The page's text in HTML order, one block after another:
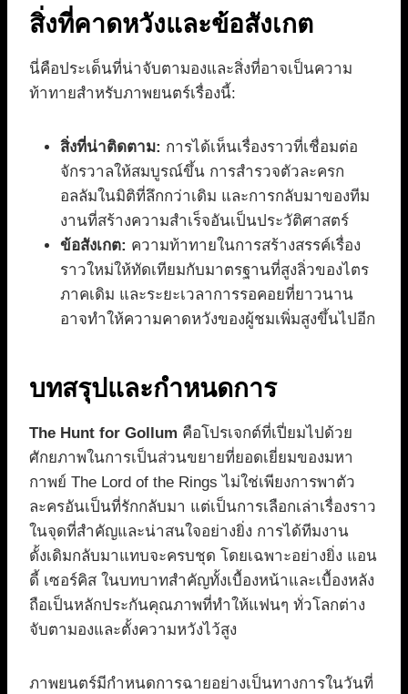
สิ่งที่คาดหวังและข้อสังเกต
นี่คือประเด็นที่น่าจับตามองและสิ่งที่อาจเป็นความ
ท้าทายสำหรับภาพยนตร์เรื่องนี้:
สิ่งที่น่าติดตาม: การได้เห็นเรื่องราวที่เชื่อมต่อ
จักรวาลให้สมบูรณ์ขึ้น การสำรวจตัวละครก
อลลัมในมิติที่ลึกกว่าเดิม และการกลับมาของทีม
งานที่สร้างความสำเร็จอันเป็นประวัติศาสตร์
ข้อสังเกต: ความท้าทายในการสร้างสรรค์เรื่อง
ราวใหม่ให้ทัดเทียมกับมาตรฐานที่สูงลิ่วของไตร
ภาคเดิม และระยะเวลาการรอคอยที่ยาวนาน
อาจทำให้ความคาดหวังของผู้ชมเพิ่มสูงขึ้นไปอีก
บทสรุปและกำหนดการ
The Hunt for Gollum คือโปรเจกต์ที่เปี่ยมไปด้วย
ศักยภาพในการเป็นส่วนขยายที่ยอดเยี่ยมของมหา
กาพย์ The Lord of the Rings ไม่ใช่เพียงการพาตัว
ละครอันเป็นที่รักกลับมา แต่เป็นการเลือกเล่าเรื่องราว
ในจุดที่สำคัญและน่าสนใจอย่างยิ่ง การได้ทีมงาน
ดั้งเดิมกลับมาแทบจะครบชุด โดยเฉพาะอย่างยิ่ง แอน
ดี้ เซอร์คิส ในบทบาทสำคัญทั้งเบื้องหน้าและเบื้องหลัง
ถือเป็นหลักประกันคุณภาพที่ทำให้แฟนๆ ทั่วโลกต่าง
จับตามองและตั้งความหวังไว้สูง
ภาพยนตร์มีกำหนดการฉายอย่างเป็นทางการในวันที่